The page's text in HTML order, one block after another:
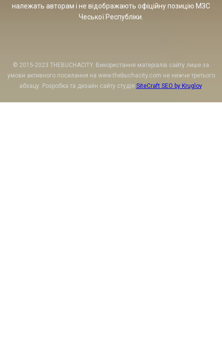
належать авторам і не відображають офіційну позицію МЗС
Чеської Республіки.
© 2015-2023 THEBUCHACITY. Використання матеріалів сайту лише за
умови активного посилання на www.thebuchacity.com не нижче третього
абзацу. Розробка та дизайн сайту студія SiteCraft SEO by Kruglov.